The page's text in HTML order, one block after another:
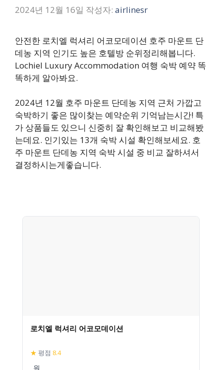
2024년 12월 16일 작성자: airlinesr
안전한 로치엘 럭셔리 어코모데이션 호주 마운트 단
데농 지역 인기도 높은 호텔방 순위정리해봅니다.
Lochiel Luxury Accommodation 여행 숙박 예약 똑
똑하게 알아봐요.
2024년 12월 호주 마운트 단데농 지역 근처 가깝고
숙박하기 좋은 많이찾는 예약순위 기억남는시간! 특
가 상품들도 있으니 신중히 잘 확인해보고 비교해봤
는데요. 인기있는 13개 숙박 시설 확인해보세요. 호
주 마운트 단데농 지역 숙박 시설 중 비교 잘하셔서
결정하시는게좋습니다.
로치엘 럭셔리 어코모데이션
★ 평점 8.4